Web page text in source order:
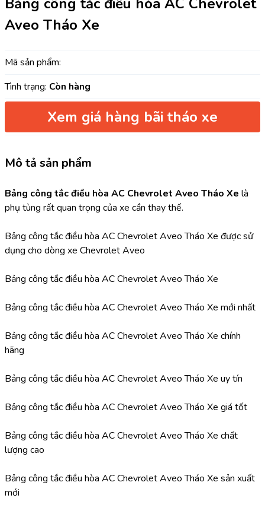
Aveo Tháo Xe
Mã sản phẩm:
Tình trạng: Còn hàng
Xem giá hàng bãi tháo xe
Mô tả sản phẩm
Bảng công tắc điều hòa AC Chevrolet Aveo Tháo Xe là
phụ tùng rất quan trọng của xe cần thay thế.
Bảng công tắc điều hòa AC Chevrolet Aveo Tháo Xe được sử
dụng cho dòng xe Chevrolet Aveo
Bảng công tắc điều hòa AC Chevrolet Aveo Tháo Xe
Bảng công tắc điều hòa AC Chevrolet Aveo Tháo Xe mới nhất
Bảng công tắc điều hòa AC Chevrolet Aveo Tháo Xe chính
hãng
Bảng công tắc điều hòa AC Chevrolet Aveo Tháo Xe uy tín
Bảng công tắc điều hòa AC Chevrolet Aveo Tháo Xe giá tốt
Bảng công tắc điều hòa AC Chevrolet Aveo Tháo Xe chất
lượng cao
Bảng công tắc điều hòa AC Chevrolet Aveo Tháo Xe sản xuất
mới